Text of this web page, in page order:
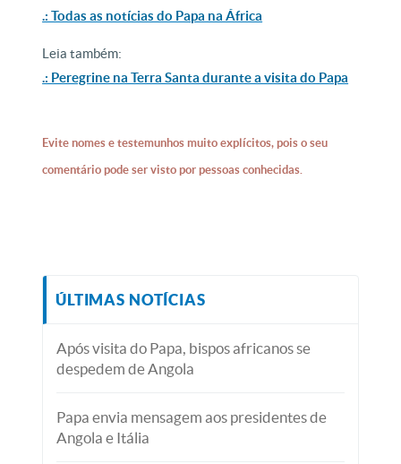
.: Todas as notícias do Papa na África
Leia também:
.: Peregrine na Terra Santa durante a visita do Papa
Evite nomes e testemunhos muito explícitos, pois o seu
comentário pode ser visto por pessoas conhecidas.
ÚLTIMAS NOTÍCIAS
Após visita do Papa, bispos africanos se
despedem de Angola
Papa envia mensagem aos presidentes de
Angola e Itália